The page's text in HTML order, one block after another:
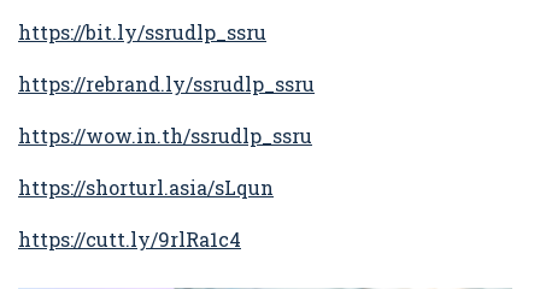
https://bit.ly/ssrudlp_ssru
https://rebrand.ly/ssrudlp_ssru
https://wow.in.th/ssrudlp_ssru
https://shorturl.asia/sLqun
https://cutt.ly/9rlRa1c4